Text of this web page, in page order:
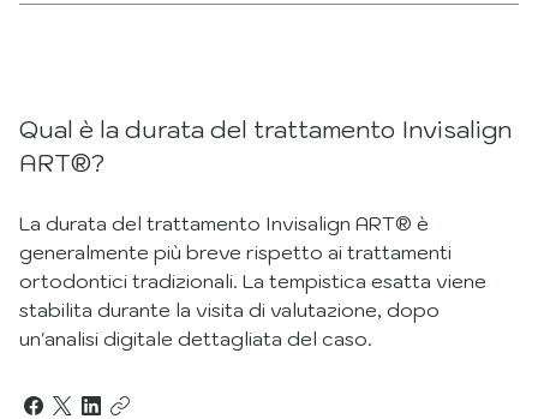
Qual è la durata del trattamento Invisalign
ART®?
La durata del trattamento Invisalign ART® è
generalmente più breve rispetto ai trattamenti
ortodontici tradizionali. La tempistica esatta viene
stabilita durante la visita di valutazione, dopo
un'analisi digitale dettagliata del caso.